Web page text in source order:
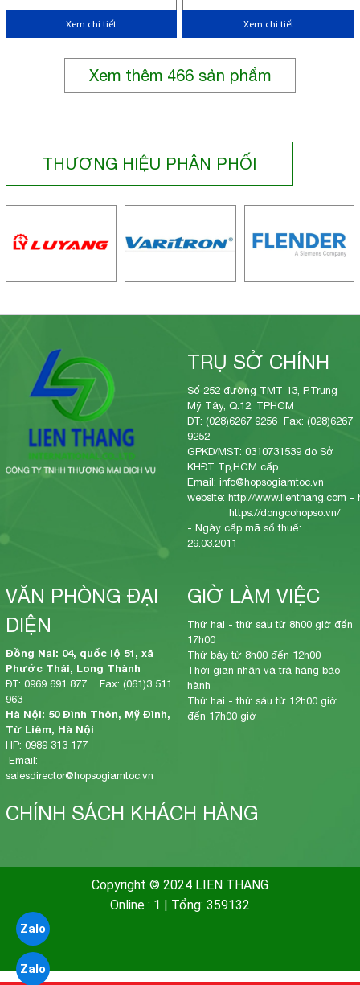
Xem chi tiết Xem chi tiết
Xem thêm 466sản phẩm
THƯƠNG HIỆU PHÂN PHỐI
TRỤ SỞ CHÍNH
Số 252 đường TMT 13, P.Trung
Mỹ Tây, Q.12, TPHCM
ĐT: (028)6267 9256 Fax: (028)6267
9252
GPKD/MST: 0310731539 do Sở
KHĐT Tp,HCM cấp
Email: info@hopsogiamtoc.vn
website: http://www.lienthang.com -
https://dongcohopso.vn/
- Ngày cấp mã số thuế:
29.03.2011
VĂN PHÒNG ĐẠI
DIỆN
Đồng Nai: 04, quốc lộ 51, xã
Phước Thái, Long Thành
ĐT: 0969 691 877 Fax: (061)3 511
963
Hà Nội: 50 Đình Thôn, Mỹ Đình,
Từ Liêm, Hà Nội
HP: 0989 313 177
Email:
salesdirector@hopsogiamtoc.vn
GIỜ LÀM VIỆC
Thứ hai - thứ sáu từ 8h00 giờ đến
17h00
Thứ bảy từ 8h00 đến 12h00
Thời gian nhận và trả hàng bảo
hành
Thứ hai - thứ sáu từ 12h00 giờ
đến 17h00 giờ
CHÍNH SÁCH KHÁCH HÀNG
Copyright © 2024 LIEN THANG
Online : 1 | Tổng: 359132
Zalo
Zalo